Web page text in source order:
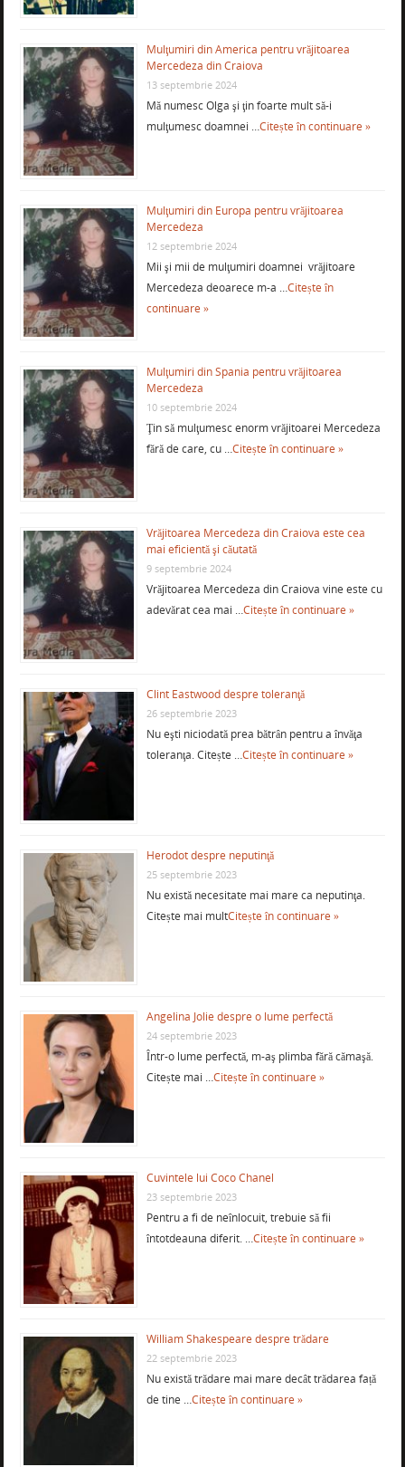
Mulţumiri din America pentru vrăjitoarea
Mercedeza din Craiova
13 septembrie 2024
Mă numesc Olga şi ţin foarte mult să-i
mulţumesc doamnei …Citește în continuare »
Mulţumiri din Europa pentru vrăjitoarea
Mercedeza
12 septembrie 2024
Mii şi mii de mulţumiri doamnei vrăjitoare
Mercedeza deoarece m-a …Citește în
continuare »
Mulţumiri din Spania pentru vrăjitoarea
Mercedeza
10 septembrie 2024
Ţin să mulţumesc enorm vrăjitoarei Mercedeza
fără de care, cu …Citește în continuare »
Vrăjitoarea Mercedeza din Craiova este cea
mai eficientă şi căutată
9 septembrie 2024
Vrăjitoarea Mercedeza din Craiova vine este cu
adevărat cea mai …Citește în continuare »
Clint Eastwood despre toleranţă
26 septembrie 2023
Nu eşti niciodată prea bătrân pentru a învăţa
toleranţa. Citește …Citește în continuare »
Herodot despre neputinţă
25 septembrie 2023
Nu există necesitate mai mare ca neputinţa.
Citește mai multCitește în continuare »
Angelina Jolie despre o lume perfectă
24 septembrie 2023
Într-o lume perfectă, m-aş plimba fără cămaşă.
Citește mai …Citește în continuare »
Cuvintele lui Coco Chanel
23 septembrie 2023
Pentru a fi de neînlocuit, trebuie să fii
întotdeauna diferit. …Citește în continuare »
William Shakespeare despre trădare
22 septembrie 2023
Nu există trădare mai mare decât trădarea față
de tine …Citește în continuare »